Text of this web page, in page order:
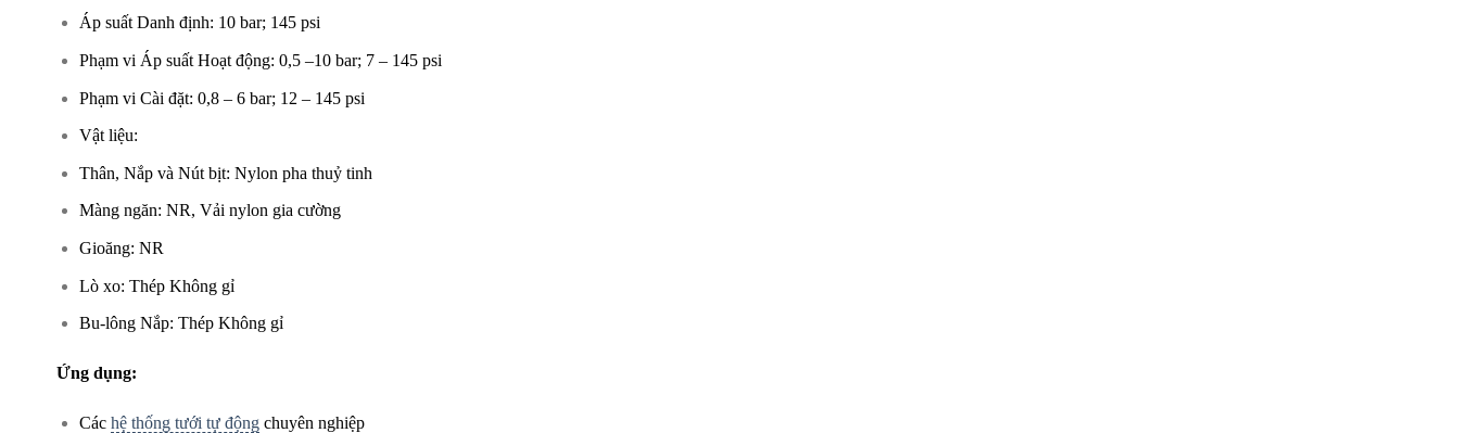
Áp suất Danh định: 10 bar; 145 psi
Phạm vi Áp suất Hoạt động: 0,5 –10 bar; 7 – 145 psi
Phạm vi Cài đặt: 0,8 – 6 bar; 12 – 145 psi
Vật liệu:
Thân, Nắp và Nút bịt: Nylon pha thuỷ tinh
Màng ngăn: NR, Vải nylon gia cường
Gioăng: NR
Lò xo: Thép Không gỉ
Bu-lông Nắp: Thép Không gỉ
Ứng dụng:
Các hệ thống tưới tự độngchuyên nghiệp